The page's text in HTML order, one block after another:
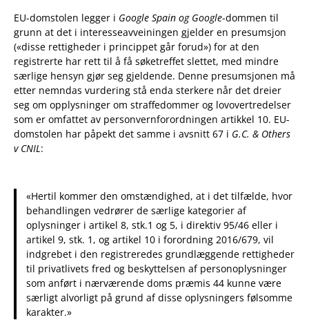
EU-domstolen legger i Google Spain og Google-dommen til
grunn at det i interesseavveiningen gjelder en presumsjon
(«disse rettigheder i princippet går forud») for at den
registrerte har rett til å få søketreffet slettet, med mindre
særlige hensyn gjør seg gjeldende. Denne presumsjonen må
etter nemndas vurdering stå enda sterkere når det dreier
seg om opplysninger om straffedommer og lovovertredelser
som er omfattet av personvernforordningen artikkel 10. EU-
domstolen har påpekt det samme i avsnitt 67 i G.C. & Others
v CNIL:
«Hertil kommer den omstændighed, at i det tilfælde, hvor
behandlingen vedrører de særlige kategorier af
oplysninger i artikel 8, stk.1 og 5, i direktiv 95/46 eller i
artikel 9, stk. 1, og artikel 10 i forordning 2016/679, vil
indgrebet i den registreredes grundlæggende rettigheder
til privatlivets fred og beskyttelsen af personoplysninger
som anført i nærværende doms præmis 44 kunne være
særligt alvorligt på grund af disse oplysningers følsomme
karakter.»